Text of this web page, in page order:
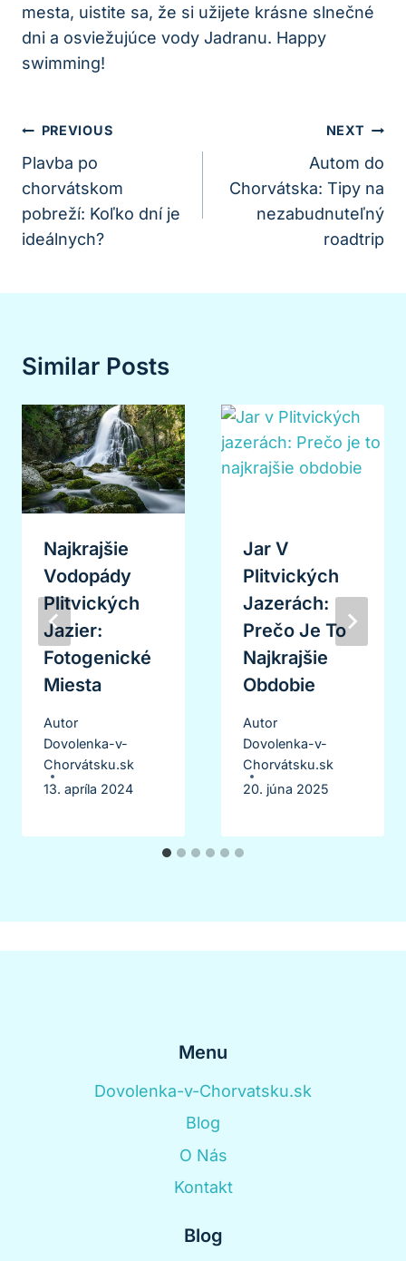
mesta, uistite sa, že si užijete krásne slnečné
dni a osviežujúce vody Jadranu. Happy
swimming!
Navigácia
V
Článku
PREVIOUS
Plavba po
chorvátskom
pobreží: Koľko dní je
ideálnych?
NEXT
Autom do
Chorvátska: Tipy na
nezabudnuteľný
roadtrip
Similar Posts
Najkrajšie
Vodopády
Plitvických
Jazier:
Fotogenické
Miesta
Autor
Dovolenka-v-
Chorvátsku.sk
13. apríla 2024
Jar V
Plitvických
Jazerách:
Prečo Je To
Najkrajšie
Obdobie
Autor
Dovolenka-v-
Chorvátsku.sk
20. júna 2025
Menu
Dovolenka-v-Chorvatsku.sk
Blog
O Nás
Kontakt
Blog